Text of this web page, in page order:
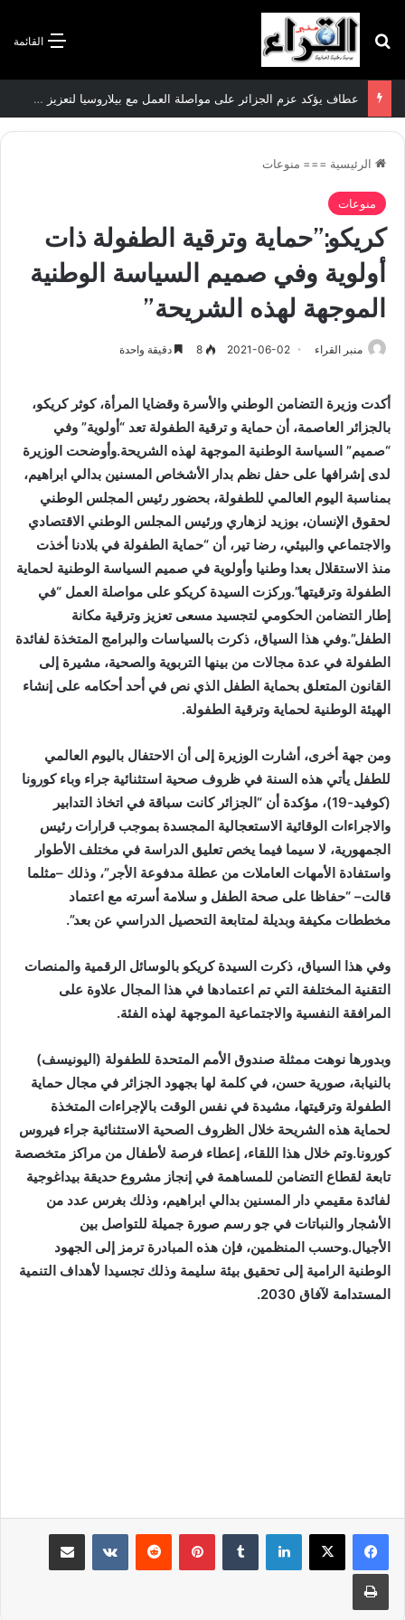
القائمة بحث عن
عطاف يؤكد عزم الجزائر على مواصلة العمل مع بيلاروسيا لتعزيز العلاقات الثنائية
الرئيسية === منوعات
منوعات
كريكو:”حماية وترقية الطفولة ذات
أولوية وفي صميم السياسة الوطنية
الموجهة لهذه الشريحة”
منبر القراء 2021-06-02
8 دقيقة واحدة
أكدت وزيرة التضامن الوطني والأسرة وقضايا المرأة، كوثر كريكو،
بالجزائر العاصمة، أن حماية و ترقية الطفولة تعد “أولوية” وفي
“صميم” السياسة الوطنية الموجهة لهذه الشريحة.وأوضحت الوزيرة
لدى إشرافها على حفل نظم بدار الأشخاص المسنين بدالي ابراهيم،
بمناسبة اليوم العالمي للطفولة، بحضور رئيس المجلس الوطني
لحقوق الإنسان، بوزيد لزهاري ورئيس المجلس الوطني الاقتصادي
والاجتماعي والبيئي، رضا تير، أن “حماية الطفولة في بلادنا أخذت
منذ الاستقلال بعدا وطنيا وأولوية في صميم السياسة الوطنية لحماية
الطفولة وترقيتها”.وركزت السيدة كريكو على مواصلة العمل “في
إطار التضامن الحكومي لتجسيد مسعى تعزيز وترقية مكانة
الطفل”.وفي هذا السياق، ذكرت بالسياسات والبرامج المتخذة لفائدة
الطفولة في عدة مجالات من بينها التربوية والصحية، مشيرة إلى
القانون المتعلق بحماية الطفل الذي نص في أحد أحكامه على إنشاء
الهيئة الوطنية لحماية وترقية الطفولة.
ومن جهة أخرى، أشارت الوزيرة إلى أن الاحتفال باليوم العالمي
للطفل يأتي هذه السنة في ظروف صحية استثنائية جراء وباء كورونا
(كوفيد-19)، مؤكدة أن “الجزائر كانت سباقة في اتخاذ التدابير
والاجراءات الوقائية الاستعجالية المجسدة بموجب قرارات رئيس
الجمهورية، لا سيما فيما يخص تعليق الدراسة في مختلف الأطوار
واستفادة الأمهات العاملات من عطلة مدفوعة الأجر”، وذلك –مثلما
قالت– “حفاظا على صحة الطفل و سلامة أسرته مع اعتماد
مخططات مكيفة وبديلة لمتابعة التحصيل الدراسي عن بعد”.
وفي هذا السياق، ذكرت السيدة كريكو بالوسائل الرقمية والمنصات
التقنية المختلفة التي تم اعتمادها في هذا المجال علاوة على
المرافقة النفسية والاجتماعية الموجهة لهذه الفئة.
وبدورها نوهت ممثلة صندوق الأمم المتحدة للطفولة (اليونيسف)
بالنيابة، صورية حسن، في كلمة لها بجهود الجزائر في مجال حماية
الطفولة وترقيتها، مشيدة في نفس الوقت بالإجراءات المتخذة
لحماية هذه الشريحة خلال الظروف الصحية الاستثنائية جراء فيروس
كورونا.وتم خلال هذا اللقاء، إعطاء فرصة لأطفال من مراكز متخصصة
تابعة لقطاع التضامن للمساهمة في إنجاز مشروع حديقة بيداغوجية
لفائدة مقيمي دار المسنين بدالي ابراهيم، وذلك بغرس عدد من
الأشجار والنباتات في جو رسم صورة جميلة للتواصل بين
الأجيال.وحسب المنظمين، فإن هذه المبادرة ترمز إلى الجهود
الوطنية الرامية إلى تحقيق بيئة سليمة وذلك تجسيدا لأهداف التنمية
المستدامة لآفاق 2030.
لينكدإن بينتيريست
طباعة